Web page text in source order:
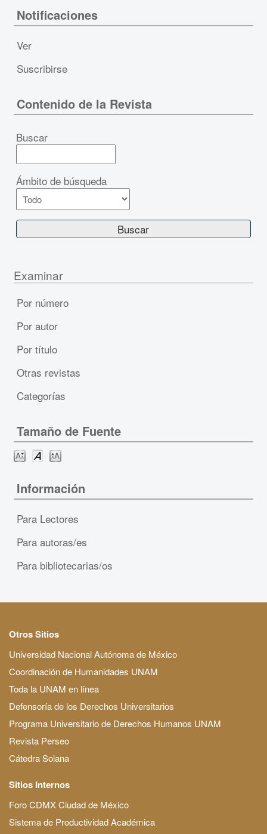
Notificaciones
Ver
Suscribirse
Contenido de la Revista
Buscar
Ámbito de búsqueda
Examinar
Por número
Por autor
Por título
Otras revistas
Categorías
Tamaño de Fuente
Información
Para Lectores
Para autoras/es
Para bibliotecarias/os
Otros Sitios
Universidad Nacional Autónoma de México
Coordinación de Humanidades UNAM
Toda la UNAM en línea
Defensoría de los Derechos Universitarios
Programa Universitario de Derechos Humanos UNAM
Revista Perseo
Cátedra Solana
Sitios Internos
Foro CDMX Ciudad de México
Sistema de Productividad Académica